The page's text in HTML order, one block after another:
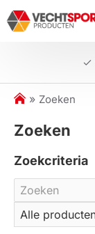
h
m
Zoeken
Zoeken
Zoekcriteria